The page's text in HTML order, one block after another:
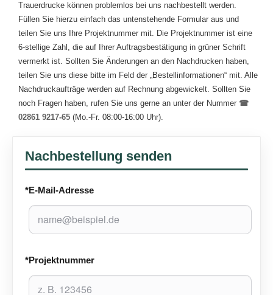
Trauerdrucke können problemlos bei uns nachbestellt werden.
Füllen Sie hierzu einfach das untenstehende Formular aus und
teilen Sie uns Ihre Projektnummer mit. Die Projektnummer ist eine
6-stellige Zahl, die auf Ihrer Auftragsbestätigung in grüner Schrift
vermerkt ist. Sollten Sie Änderungen an den Nachdrucken haben,
teilen Sie uns diese bitte im Feld der „Bestellinformationen“ mit. Alle
Nachdruckaufträge werden auf Rechnung abgewickelt. Sollten Sie
noch Fragen haben, rufen Sie uns gerne an unter der Nummer ☎
02861 9217-65 (Mo.-Fr. 08:00-16:00 Uhr).
Nachbestellung senden
*E-Mail-Adresse
*Projektnummer